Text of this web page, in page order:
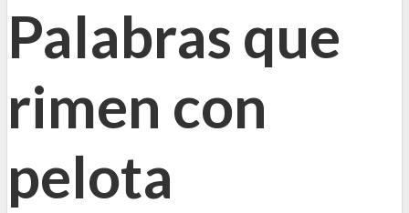
Palabras que
rimen con
pelota